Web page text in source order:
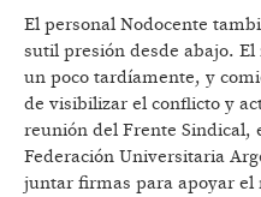
El personal Nodocente
sutil presión desde abajo.
un poco tardíamente, y
de visibilizar el conflicto y
reunión del Frente Sindical,
Federación Universitaria
juntar firmas para apoyar el